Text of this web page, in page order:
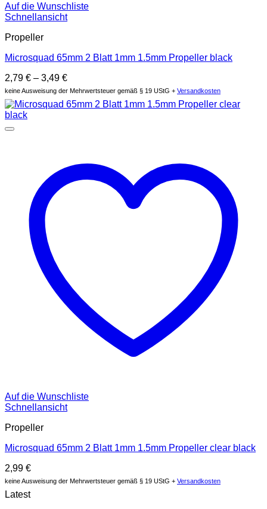
Auf die Wunschliste
Schnellansicht
Propeller
Microsquad 65mm 2 Blatt 1mm 1.5mm Propeller black
2,79 € – 3,49 €
keine Ausweisung der Mehrwertsteuer gemäß § 19 UStG + Versandkosten
Auf die Wunschliste
Schnellansicht
Propeller
Microsquad 65mm 2 Blatt 1mm 1.5mm Propeller clear black
2,99 €
keine Ausweisung der Mehrwertsteuer gemäß § 19 UStG + Versandkosten
Latest